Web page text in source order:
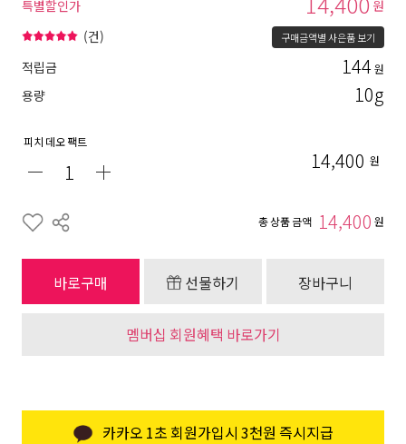
특별할인가
원
(건) 구매금액별 사은품 보기
적립금 144원
용량 10g
피치 데오 팩트
14,400 원
총 상품 금액 14,400 원
바로구매 선물하기 장바구니
멤버십 회원혜택 바로가기
카카오 1초 회원가입시 3천원 즉시지급